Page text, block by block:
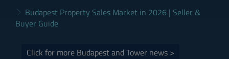
Budapest Property Sales Market in 2026 | Seller &
Buyer Guide
Click for more Budapest and Tower news >